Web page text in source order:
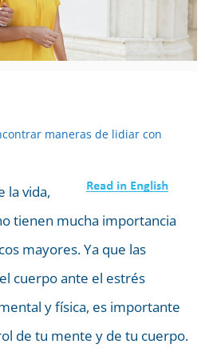
maneras de lidiar con
la vida,
tienen mucha importancia
mayores. Ya que las
cuerpo ante el estrés
y física, es importante
de tu mente y de tu cuerpo.